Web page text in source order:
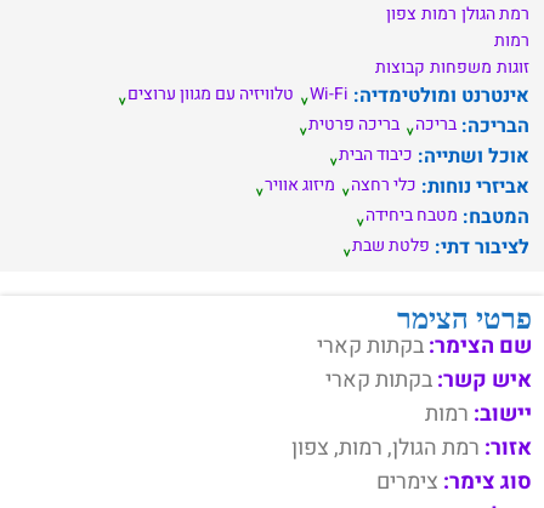
רמת הגולן רמות צפון
רמות
זוגות משפחות קבוצות
אינטרנט ומולטימדיה: Wi-Fi טלוויזיה עם מגוון ערוצים
הבריכה: בריכה בריכה פרטית
אוכל ושתייה: כיבוד הבית
אביזרי נוחות: כלי רחצה מיזוג אוויר
המטבח: מטבח ביחידה
לציבור דתי: פלטת שבת
פרטי הצימר
שם הצימר:בקתות קארי
איש קשר:בקתות קארי
יישוב: רמות
אזור: רמת הגולן, רמות, צפון
סוג צימר: צימרים